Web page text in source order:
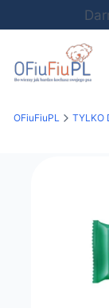
OFiuFiuPL TYLKO